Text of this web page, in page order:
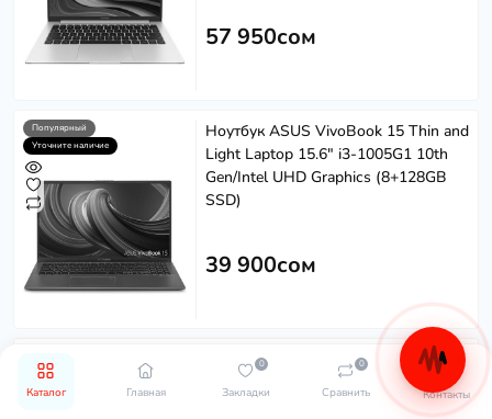
Каталог Главная Закладки
0
Сравнить
0
Контакты
57 950сом
Популярный
Уточните наличие
Ноутбук ASUS VivoBook 15 Thin and
Light Laptop 15.6" i3-1005G1 10th
Gen/Intel UHD Graphics (8+128GB
SSD)
39 900сом
Уточните наличие
Ноутбук Lenovo IdeaPad 3 14" AMD
Ryzen R5-3500U/Radeon Vega 8